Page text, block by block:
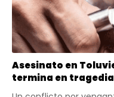
Asesinato en
termina en tragedia